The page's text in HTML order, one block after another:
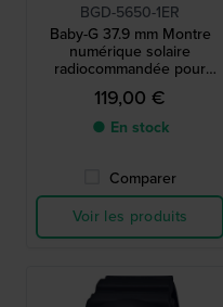
BGD-5650-1ER
Baby-G 37.9 mm Montre
numérique solaire
radiocommandée pour
femme
119,00 €
● En stock
Comparer
Voir les produits